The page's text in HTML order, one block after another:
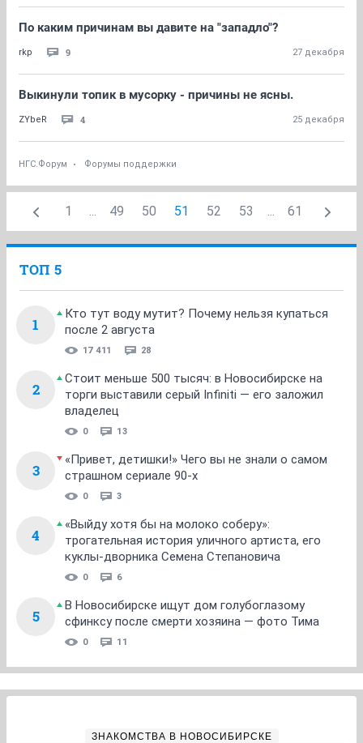
По каким причинам вы давите на "западло"?
rkp 9 27 декабря
Выкинули топик в мусорку - причины не ясны.
ZYbeR 4 25 декабря
НГС.Форум Форумы поддержки
1 ... 49 50 51 52 53 ... 61
ТОП 5
1
Кто тут воду мутит? Почему нельзя купаться
после 2 августа
17 411 28
2
Стоит меньше 500 тысяч: в Новосибирске на
торги выставили серый Infiniti — его заложил
владелец
0 13
3
«Привет, детишки!» Чего вы не знали о самом
страшном сериале 90-х
0 3
4
«Выйду хотя бы на молоко соберу»:
трогательная история уличного артиста, его
куклы-дворника Семена Степановича
0 6
5
В Новосибирске ищут дом голубоглазому
сфинксу после смерти хозяина — фото Тима
0 11
ЗНАКОМСТВА В НОВОСИБИРСКЕ